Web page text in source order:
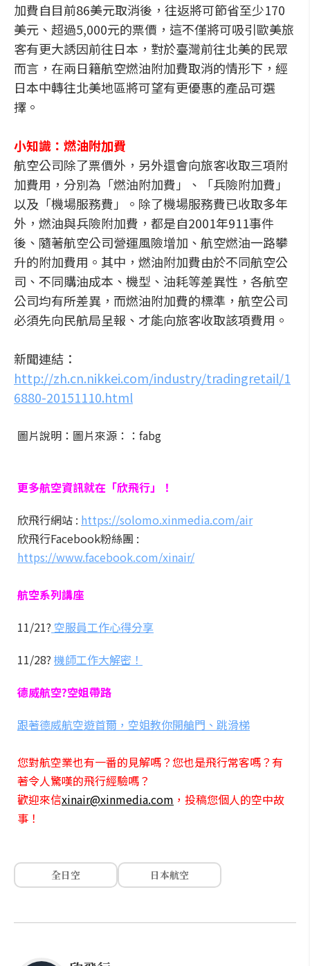
加費自目前86美元取消後，往返將可節省至少170
美元、超過5,000元的票價，這不僅將可吸引歐美旅
客有更大誘因前往日本，對於臺灣前往北美的民眾
而言，在兩日籍航空燃油附加費取消的情形下，經
日本中轉往北美地區將可望有更優惠的產品可選
擇。
小知識：燃油附加費
航空公司除了票價外，另外還會向旅客收取三項附
加費用，分別為「燃油附加費」、「兵險附加費」
以及「機場服務費」。除了機場服務費已收取多年
外，燃油與兵險附加費，都是自2001年911事件
後、隨著航空公司營運風險增加、航空燃油一路攀
升的附加費用。其中，燃油附加費由於不同航空公
司、不同購油成本、機型、油耗等差異性，各航空
公司均有所差異，而燃油附加費的標準，航空公司
必須先向民航局呈報、才能向旅客收取該項費用。
新聞連結：
http://zh.cn.nikkei.com/industry/tradingretail/1
6880-20151110.html
圖片說明：圖片來源：：fabg
更多航空資訊就在「欣飛行」！
欣飛行網站 : https://solomo.xinmedia.com/air
欣飛行Facebook粉絲團 :
https://www.facebook.com/xinair/
航空系列講座
11/21? 空服員工作心得分享
11/28? 機師工作大解密！
德威航空?空姐帶路
跟著德威航空遊首爾，空姐教你開艙門、跳滑梯
您對航空業也有一番的見解嗎？您也是飛行常客嗎？有
著令人驚嘆的飛行經驗嗎？
歡迎來信xinair@xinmedia.com ，投稿您個人的空中故
事！
全日空 日本航空